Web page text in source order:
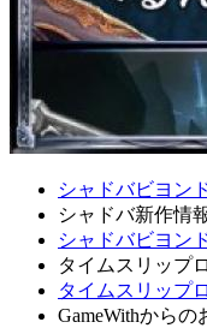
シャドバビヨン
シャドバ新作情
シャドバビヨン
タイムスリップ
タイムスリップ
GameWithからの